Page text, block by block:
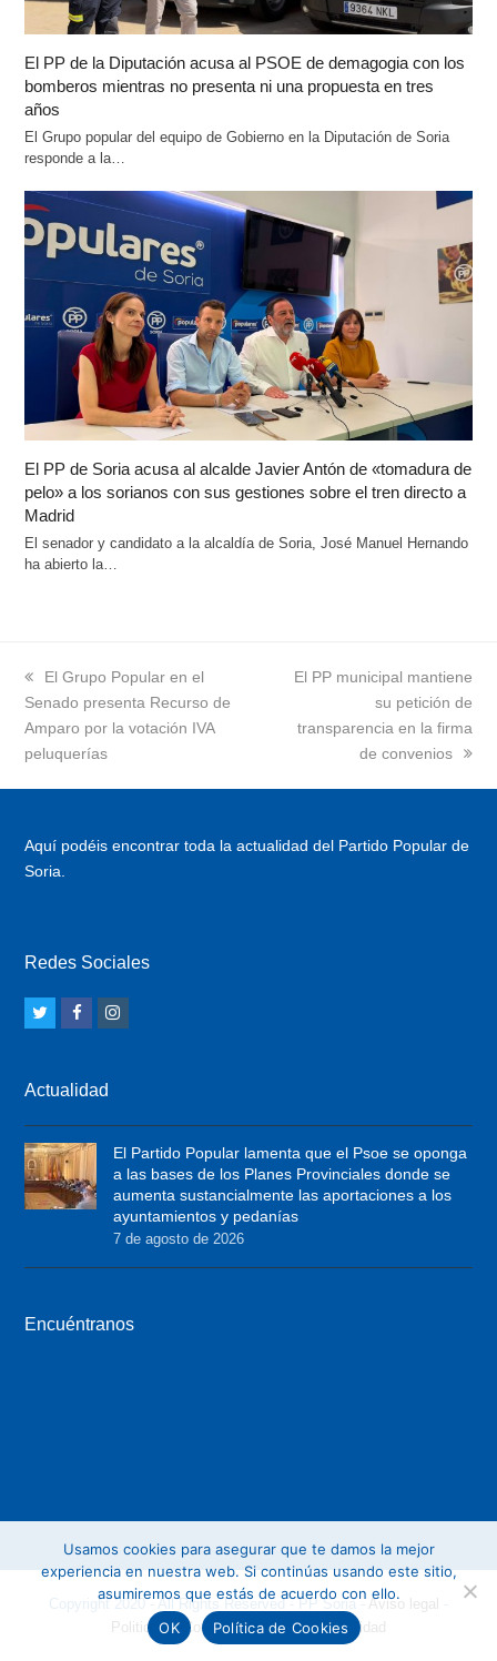
El PP de la Diputación acusa al PSOE de demagogia con los
bomberos mientras no presenta ni una propuesta en tres
años
El Grupo popular del equipo de Gobierno en la Diputación de Soria
responde a la…
El PP de Soria acusa al alcalde Javier Antón de «tomadura de
pelo» a los sorianos con sus gestiones sobre el tren directo a
Madrid
El senador y candidato a la alcaldía de Soria, José Manuel Hernando
ha abierto la…
previous
post:
El Grupo Popular en el
Senado presenta Recurso de
Amparo por la votación IVA
peluquerías
next
El PP municipal mantiene
su petición de
transparencia en la firma
de convenios
Aquí podéis encontrar toda la actualidad del Partido Popular de
Soria.
Redes Sociales
t
t
e
r
F
e
b
o
a
g
r
a
Actualidad
El Partido Popular lamenta que el Psoe se oponga
a las bases de los Planes Provinciales donde se
aumenta sustancialmente las aportaciones a los
ayuntamientos y pedanías
7 de agosto de 2026
Encuéntranos
Copyright 2020 - All Rights Reserved - PP Soria - Aviso legal -
Politica de Cookies-Politica de privacidad
Usamos cookies para asegurar que te damos la mejor
experiencia en nuestra web. Si continúas usando este sitio,
asumiremos que estás de acuerdo con ello.
OK
Política de Cookies